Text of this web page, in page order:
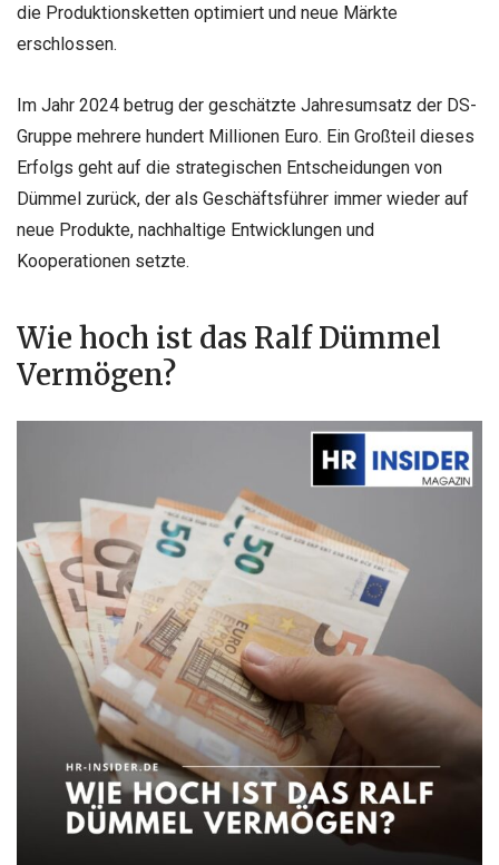
die Produktionsketten optimiert und neue Märkte
erschlossen.
Im Jahr 2024 betrug der geschätzte Jahresumsatz der DS-
Gruppe mehrere hundert Millionen Euro. Ein Großteil dieses
Erfolgs geht auf die strategischen Entscheidungen von
Dümmel zurück, der als Geschäftsführer immer wieder auf
neue Produkte, nachhaltige Entwicklungen und
Kooperationen setzte.
Wie hoch ist das Ralf Dümmel
Vermögen?